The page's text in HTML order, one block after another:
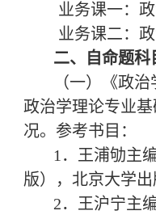
业务课一：
业务课二：
二、
自命题科
（一）《政
政治学理论专业
况。参考书目：
1．王浦劬主
版），北京大学出
2．王沪宁主